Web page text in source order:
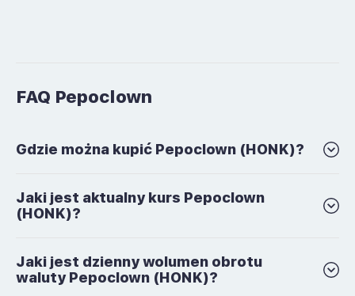
FAQ Pepoclown
Gdzie można kupić Pepoclown (HONK)?
Jaki jest aktualny kurs Pepoclown
(HONK)?
Jaki jest dzienny wolumen obrotu
waluty Pepoclown (HONK)?